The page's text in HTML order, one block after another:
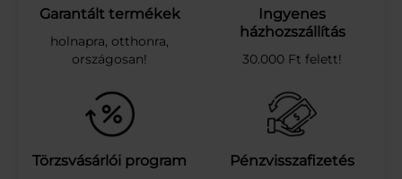
Í
V
Ö
Ö
S
-
K
É
Garantált termékek
holnapra, otthonra,
országosan!
Ingyenes
házhozszállítás
30.000 Ft felett!
Törzsvásárlói program Pénzvisszafizetés